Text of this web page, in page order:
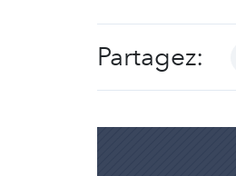
Partagez: